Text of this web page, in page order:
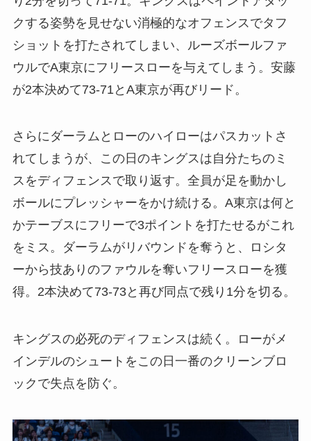
クする姿勢を見せない消極的なオフェンスでタフ
ショットを打たされてしまい、ルーズボールファ
ウルでA東京にフリースローを与えてしまう。安藤
が2本決めて73-71とA東京が再びリード。
さらにダーラムとローのハイローはパスカットさ
れてしまうが、この日のキングスは自分たちのミ
スをディフェンスで取り返す。全員が足を動かし
ボールにプレッシャーをかけ続ける。A東京は何と
かテーブスにフリーで3ポイントを打たせるがこれ
をミス。ダーラムがリバウンドを奪うと、ロシタ
ーから技ありのファウルを奪いフリースローを獲
得。2本決めて73-73と再び同点で残り1分を切る。
キングスの必死のディフェンスは続く。ローがメ
インデルのシュートをこの日一番のクリーンブロ
ックで失点を防ぐ。